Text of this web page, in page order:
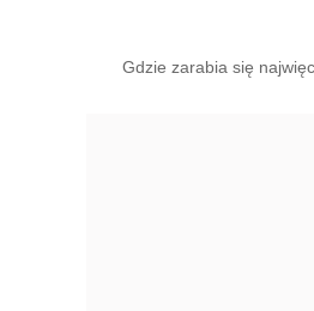
Gdzie zarabia się